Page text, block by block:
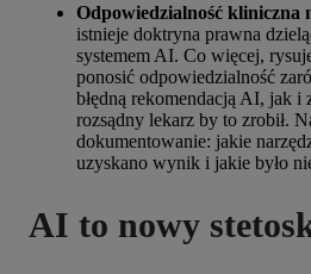
Odpowiedzialność kliniczna
istnieje doktryna prawna
systemem AI. Co więcej,
ponosić odpowiedzialność
błędną rekomendacją AI, jak
rozsądny lekarz by to zrobił.
dokumentowanie: jakie
uzyskano wynik i jakie było
AI to nowy